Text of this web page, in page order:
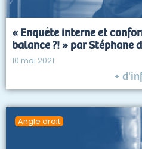
« Enquête interne et
balance ?! » par Stéphane
10 mai 2021
+
Angle droit